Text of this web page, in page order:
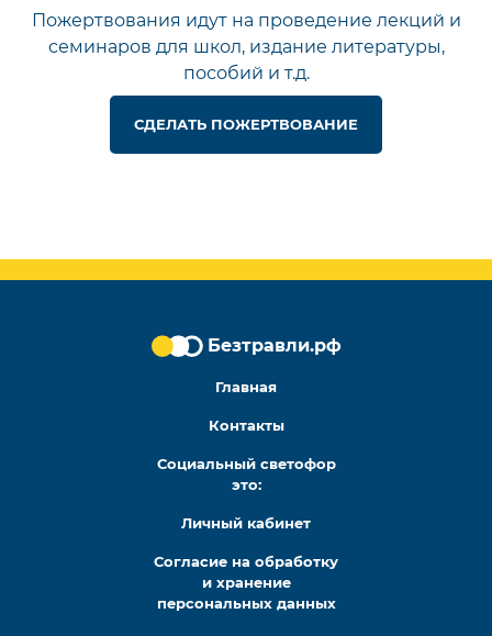
Пожертвования идут на проведение лекций и
семинаров для школ, издание литературы,
пособий и т.д.
СДЕЛАТЬ ПОЖЕРТВОВАНИЕ
Безтравли.рф
Безтравли.рф
Мы в социальных сетях
Главная
Контакты
Социальный светофор
это:
Личный кабинет
Согласие на обработку
и хранение
персональных данных